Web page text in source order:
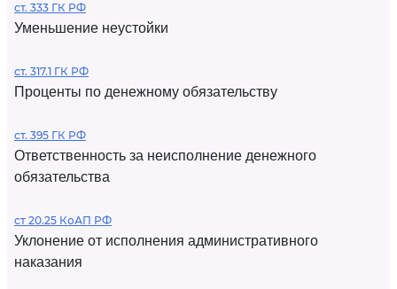
ст. 333 ГК РФ
Уменьшение неустойки
ст. 317.1 ГК РФ
Проценты по денежному обязательству
ст. 395 ГК РФ
Ответственность за неисполнение денежного
обязательства
ст 20.25 КоАП РФ
Уклонение от исполнения административного
наказания